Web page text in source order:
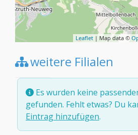
Leaflet | Map data ©
weitere Filialen
Es wurden keine
gefunden. Fehlt etwas? Du
Eintrag hinzufügen.